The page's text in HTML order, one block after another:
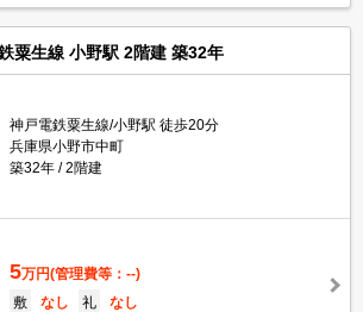
粟生線 小野駅 2階建 築32年
神戸電鉄粟生線/小野駅 徒歩20分
兵庫県小野市中町
築32年
2階建
5万円(管理費等：--)
敷
なし 礼
なし